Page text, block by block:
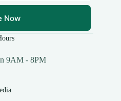
Now
9AM - 8PM